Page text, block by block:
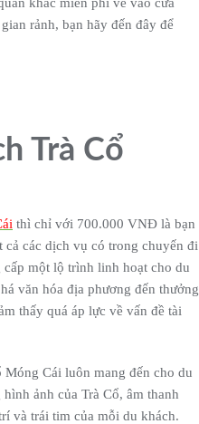
rảnh, bạn hãy đến đây để
Trà Cổ
thì chỉ với 700.000 VNĐ là bạn
cả các dịch vụ có trong chuyến đi
một lộ trình linh hoạt cho du
văn hóa địa phương đến thưởng
thấy quá áp lực về vấn đề tài
Cái luôn mang đến cho du
ảnh của Trà Cổ, âm thanh
và trái tim của mỗi du khách.